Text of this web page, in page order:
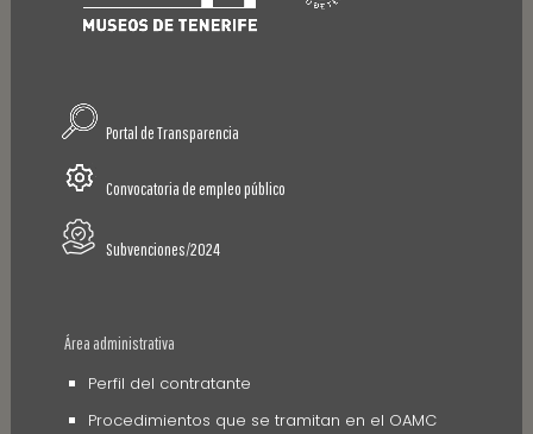
Portal de Transparencia
Convocatoria de empleo público
Subvenciones/2024
Área administrativa
Perfil del contratante
Procedimientos que se tramitan en el OAMC